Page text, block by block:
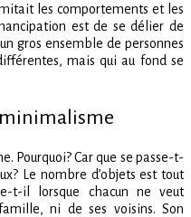
les comportements et les
est de se délier de
gros ensemble de personnes
mais qui au fond se
minimalisme
Pourquoi? Car que se passe-t-
Le nombre d’objets est tout
t-il lorsque chacun ne veut
ni de ses voisins. Son